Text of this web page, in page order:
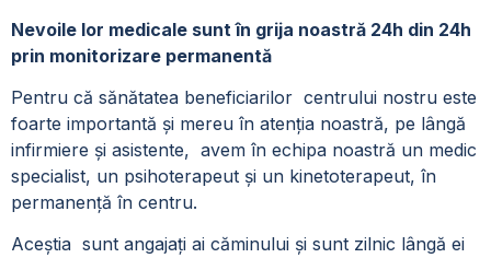
Nevoile lor medicale sunt în grija noastră 24h din 24h
prin monitorizare permanentă
Pentru că sănătatea beneficiarilor centrului nostru este
foarte importantă și mereu în atenția noastră, pe lângă
infirmiere și asistente, avem în echipa noastră un medic
specialist, un psihoterapeut și un kinetoterapeut, în
permanență în centru.
Aceștia sunt angajați ai căminului și sunt zilnic lângă ei